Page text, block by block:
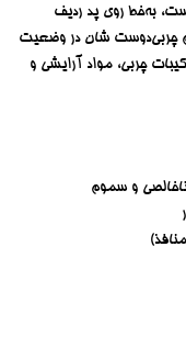
به‌خط روی پد ردیف
چربی‌دوست‌ شان در وضعیت
چربی، مواد آرایشی و
و سموم